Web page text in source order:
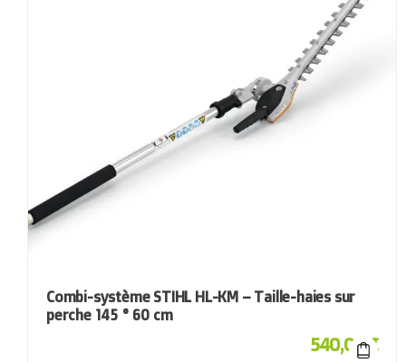
Combi-système STIHL HL-KM – Taille-haies sur
perche 145 ° 60 cm
540,00€